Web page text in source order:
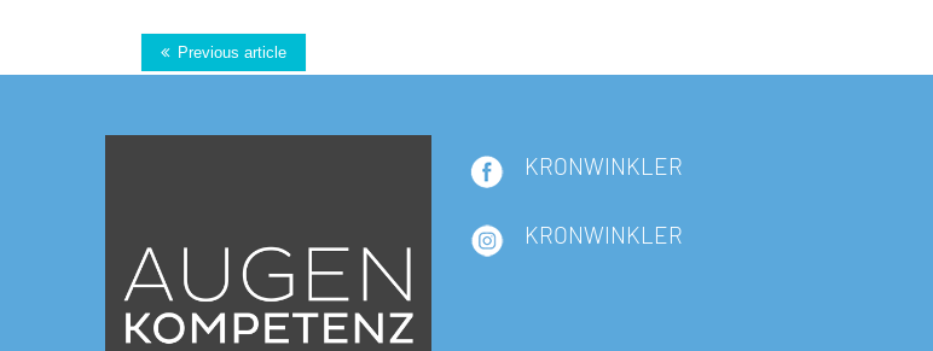
Previous article
KRONWINKLER
KRONWINKLER